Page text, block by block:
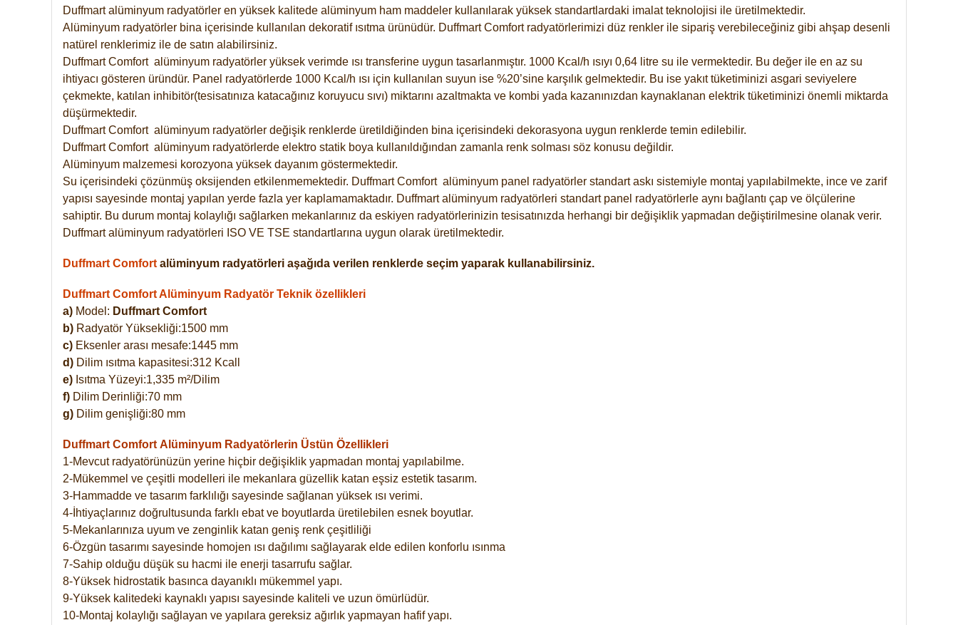
Duffmart alüminyum radyatörler en yüksek kalitede alüminyum ham maddeler kullanılarak yüksek standartlardaki imalat teknolojisi ile üretilmektedir.
Alüminyum radyatörler bina içerisinde kullanılan dekoratif ısıtma ürünüdür. Duffmart Comfort radyatörlerimizi düz renkler ile sipariş verebileceğiniz gibi ahşap desenli
natürel renklerimiz ile de satın alabilirsiniz.
Duffmart Comfort alüminyum radyatörler yüksek verimde ısı transferine uygun tasarlanmıştır. 1000 Kcal/h ısıyı 0,64 litre su ile vermektedir. Bu değer ile en az su
ihtiyacı gösteren üründür. Panel radyatörlerde 1000 Kcal/h ısı için kullanılan suyun ise %20’sine karşılık gelmektedir. Bu ise yakıt tüketiminizi asgari seviyelere
çekmekte, katılan inhibitör(tesisatınıza katacağınız koruyucu sıvı) miktarını azaltmakta ve kombi yada kazanınızdan kaynaklanan elektrik tüketiminizi önemli miktarda
düşürmektedir.
Duffmart Comfort alüminyum radyatörler değişik renklerde üretildiğinden bina içerisindeki dekorasyona uygun renklerde temin edilebilir.
DuffmartComfort alüminyum radyatörlerde elektro statik boya kullanıldığından zamanla renk solması söz konusu değildir.
Alüminyum malzemesi korozyona yüksek dayanım göstermektedir.
Su içerisindeki çözünmüş oksijenden etkilenmemektedir. DuffmartComfort alüminyum panel radyatörler standart askı sistemiyle montaj yapılabilmekte, ince ve zarif
yapısı sayesinde montaj yapılan yerde fazla yer kaplamamaktadır. Duffmart alüminyum radyatörleri standart panel radyatörlerle aynı bağlantı çap ve ölçülerine
sahiptir. Bu durum montaj kolaylığı sağlarken mekanlarınız da eskiyen radyatörlerinizin tesisatınızda herhangi bir değişiklik yapmadan değiştirilmesine olanak verir.
Duffmart alüminyum radyatörleri ISO VE TSE standartlarına uygun olarak üretilmektedir.
Duffmart Comfort alüminyum radyatörleri aşağıda verilen renklerde seçim yaparak kullanabilirsiniz.
Duffmart Comfort Alüminyum Radyatör Teknik özellikleri
a) Model: Duffmart Comfort
b) Radyatör Yüksekliği:1500 mm
c) Eksenler arası mesafe:1445 mm
d) Dilim ısıtma kapasitesi:312 Kcall
e) Isıtma Yüzeyi:1,335 m²/Dilim
f) Dilim Derinliği:70 mm
g) Dilim genişliği:80 mm
Duffmart Comfort Alüminyum Radyatörlerin Üstün Özellikleri
1-Mevcut radyatörünüzün yerine hiçbir değişiklik yapmadan montaj yapılabilme.
2-Mükemmel ve çeşitli modelleri ile mekanlara güzellik katan eşsiz estetik tasarım.
3-Hammadde ve tasarım farklılığı sayesinde sağlanan yüksek ısı verimi.
4-İhtiyaçlarınız doğrultusunda farklı ebat ve boyutlarda üretilebilen esnek boyutlar.
5-Mekanlarınıza uyum ve zenginlik katan geniş renk çeşitliliği
6-Özgün tasarımı sayesinde homojen ısı dağılımı sağlayarak elde edilen konforlu ısınma
7-Sahip olduğu düşük su hacmi ile enerji tasarrufu sağlar.
8-Yüksek hidrostatik basınca dayanıklı mükemmel yapı.
9-Yüksek kalitedeki kaynaklı yapısı sayesinde kaliteli ve uzun ömürlüdür.
10-Montaj kolaylığı sağlayan ve yapılara gereksiz ağırlık yapmayan hafif yapı.